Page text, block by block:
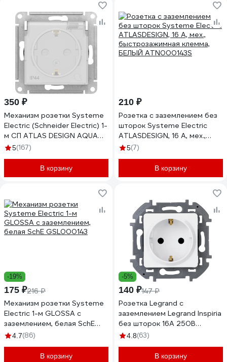
350 ₽
Механизм розетки Systeme
Electric (Schneider Electric) 1-
м СП ATLAS DESIGN AQUA
16А IP44 бел. 1240175
5(167)
В корзину
210 ₽
Розетка с заземлением без
шторок Systeme Electric
ATLASDESIGN, 16 А, мех.,
быстрозажимная клемма,
5(7)
В корзину
-19%
175 ₽216 ₽
Механизм розетки Systeme
Electric 1-м GLOSSA с
заземлением, белая SchE
GSL000143
4.7(86)
В корзину
-5%
140 ₽147 ₽
Розетка Legrand с
заземлением Legrand Inspiria
без шторок 16А 250В
винтовые зажимы белый
4.8(63)
В корзину